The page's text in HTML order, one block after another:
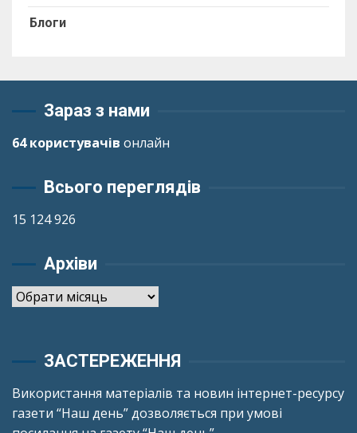
Блоги
Зараз з нами
64 користувачів онлайн
Всього переглядів
15 124 926
Архіви
Архіви
ЗАСТЕРЕЖЕННЯ
Використання матеріалів та новин інтернет-ресурсу
газети “Наш день” дозволяється при умові